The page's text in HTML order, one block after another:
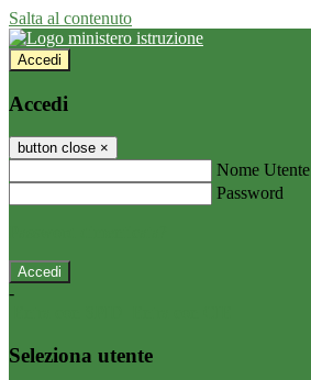
Salta al contenuto
Accedi
Accedi
button close ×
Nome Utente
Password
-
Seleziona utente